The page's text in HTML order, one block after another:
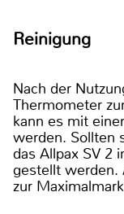
Reinigung
Nach der
Thermometer
kann es mit
werden. Sollten
das Allpax SV 2
gestellt werden.
zur